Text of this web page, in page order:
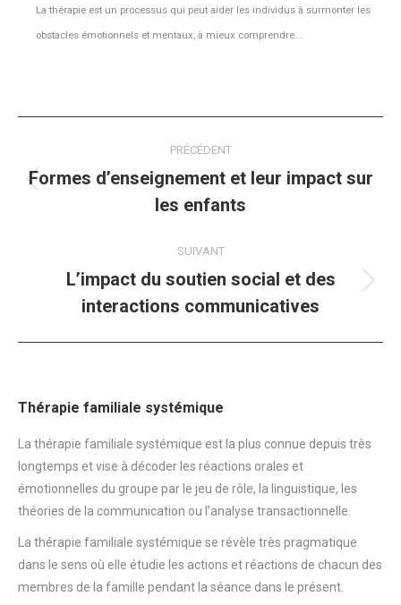
La thérapie est un processus qui peut aider les individus à surmonter les
obstacles émotionnels et mentaux, à mieux comprendre...
article
PRÉCÉDENT
Article
précédent
Formes d’enseignement et leur impact sur
les enfants
SUIVANT
Article
suivant
:
L’impact du soutien social et des
interactions communicatives
Thérapie familiale systémique
La thérapie familiale systémique est la plus connue depuis très
longtemps et vise à décoder les réactions orales et
émotionnelles du groupe par le jeu de rôle, la linguistique, les
théories de la communication ou l’analyse transactionnelle.
La thérapie familiale systémique se révèle très pragmatique
dans le sens où elle étudie les actions et réactions de chacun des
membres de la famille pendant la séance dans le présent.